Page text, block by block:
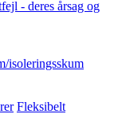
- deres årsag og
isoleringsskum
Fleksibelt